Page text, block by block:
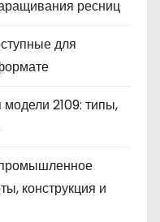
ресниц
для
2109: типы,
конструкция и